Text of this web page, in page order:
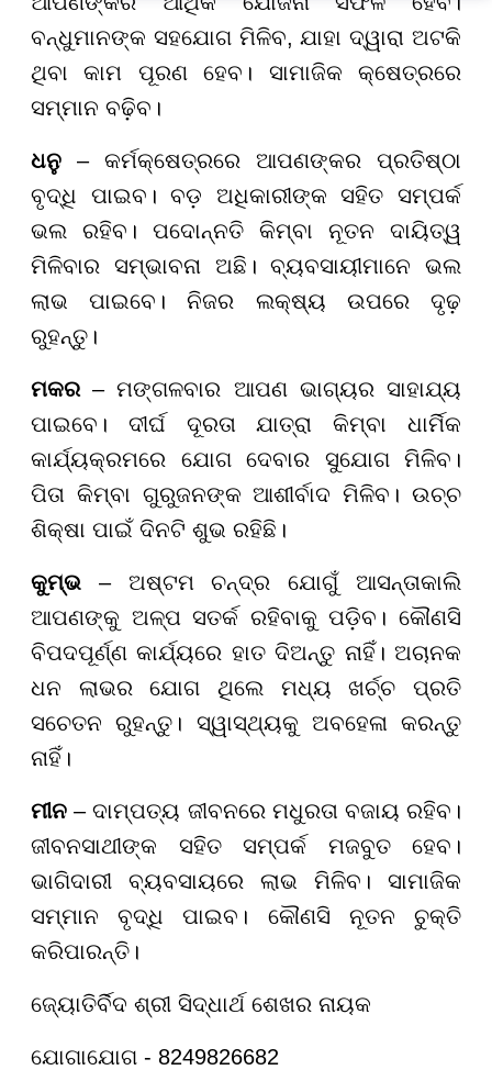
ବନ୍ଧୁମାନଙ୍କ ସହଯୋଗ ମିଳିବ, ଯାହା ଦ୍ୱାରା ଅଟକି
ଥିବା କାମ ପୂରଣ ହେବ। ସାମାଜିକ କ୍ଷେତ୍ରରେ
ସମ୍ମାନ ବଢ଼ିବ।
ଧନୁ – କର୍ମକ୍ଷେତ୍ରରେ ଆପଣଙ୍କର ପ୍ରତିଷ୍ଠା
ବୃଦ୍ଧି ପାଇବ। ବଡ଼ ଅଧିକାରୀଙ୍କ ସହିତ ସମ୍ପର୍କ
ଭଲ ରହିବ। ପଦୋନ୍ନତି କିମ୍ବା ନୂତନ ଦାୟିତ୍ୱ
ମିଳିବାର ସମ୍ଭାବନା ଅଛି। ବ୍ୟବସାୟୀମାନେ ଭଲ
ଲାଭ ପାଇବେ। ନିଜର ଲକ୍ଷ୍ୟ ଉପରେ ଦୃଢ଼
ରୁହନ୍ତୁ।
ମକର – ମଙ୍ଗଳବାର ଆପଣ ଭାଗ୍ୟର ସାହାଯ୍ୟ
ପାଇବେ। ଦୀର୍ଘ ଦୂରତା ଯାତ୍ରା କିମ୍ବା ଧାର୍ମିକ
କାର୍ଯ୍ୟକ୍ରମରେ ଯୋଗ ଦେବାର ସୁଯୋଗ ମିଳିବ।
ପିତା କିମ୍ବା ଗୁରୁଜନଙ୍କ ଆଶୀର୍ବାଦ ମିଳିବ। ଉଚ୍ଚ
ଶିକ୍ଷା ପାଇଁ ଦିନଟି ଶୁଭ ରହିଛି।
କୁମ୍ଭ – ଅଷ୍ଟମ ଚନ୍ଦ୍ର ଯୋଗୁଁ ଆସନ୍ତାକାଲି
ଆପଣଙ୍କୁ ଅଳ୍ପ ସତର୍କ ରହିବାକୁ ପଡ଼ିବ। କୌଣସି
ବିପଦପୂର୍ଣ୍ଣ କାର୍ଯ୍ୟରେ ହାତ ଦିଅନ୍ତୁ ନାହିଁ। ଅଚାନକ
ଧନ ଲାଭର ଯୋଗ ଥିଲେ ମଧ୍ୟ ଖର୍ଚ୍ଚ ପ୍ରତି
ସଚେତନ ରୁହନ୍ତୁ। ସ୍ୱାସ୍ଥ୍ୟକୁ ଅବହେଳା କରନ୍ତୁ
ନାହିଁ।
ମୀନ– ଦାମ୍ପତ୍ୟ ଜୀବନରେ ମଧୁରତା ବଜାୟ ରହିବ।
ଜୀବନସାଥୀଙ୍କ ସହିତ ସମ୍ପର୍କ ମଜବୁତ ହେବ।
ଭାଗିଦାରୀ ବ୍ୟବସାୟରେ ଲାଭ ମିଳିବ। ସାମାଜିକ
ସମ୍ମାନ ବୃଦ୍ଧି ପାଇବ। କୌଣସି ନୂତନ ଚୁକ୍ତି
କରିପାରନ୍ତି।
ଜ୍ୟୋତିର୍ବିଦ ଶ୍ରୀ ସିଦ୍ଧାର୍ଥ ଶେଖର ନାୟକ
ଯୋଗାଯୋଗ - 8249826682